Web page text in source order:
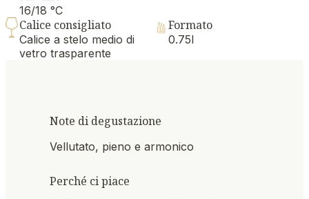
16/18 °C
Calice consigliato
Calice a stelo medio di
vetro trasparente
Formato
0.75l
Note di degustazione
Vellutato, pieno e armonico
Perché ci piace